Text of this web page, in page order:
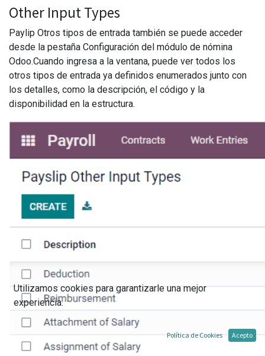
Other Input Types
Paylip Otros tipos de entrada también se puede acceder
desde la pestaña Configuración del módulo de nómina
Odoo.Cuando ingresa a la ventana, puede ver todos los
otros tipos de entrada ya definidos enumerados junto con
los detalles, como la descripción, el código y la
disponibilidad en la estructura.
Utilizamos cookies para garantizarle una mejor
experiencia.
Política de Cookies Acepto